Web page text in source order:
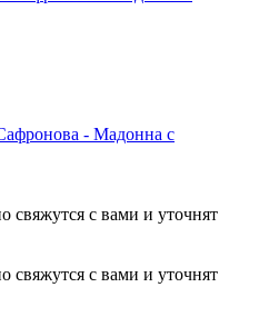
- Мадонна с
свяжутся с вами и уточнят
свяжутся с вами и уточнят